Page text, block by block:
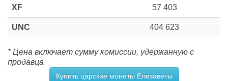
XF 57 403
UNC 404 623
* Цена включает сумму комиссии, удержанную с
продавца
Купить царские монеты Елизаветы